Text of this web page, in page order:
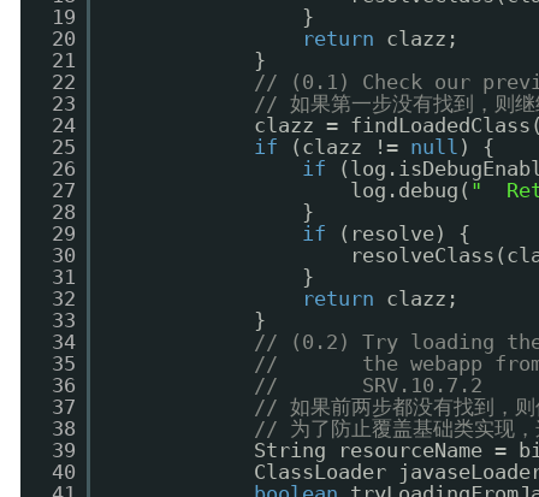
19
20
21
22
23
24
25
26
27
28
29
30
31
32
33
34
35
36
37
38
39
40
}
return
clazz;
}
// (0.1) Check our
// 如果第一步没有找到，则继
clazz =
if
(clazz != null ) {
if
log.debug( "
}
if
(resolve) {
}
return
clazz;
}
// (0.2) Try loading
//       the webapp
//       SRV.10.7.2
// 如果前两步都没有找到，则
// 为了防止覆盖基础类实现，
String resourceName =
ClassLoader